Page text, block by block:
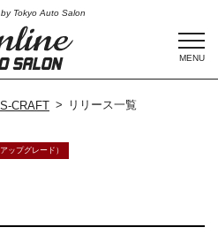
Tokyo Auto Salon
MENU
S-CRAFT リリース一覧
ップグレード）